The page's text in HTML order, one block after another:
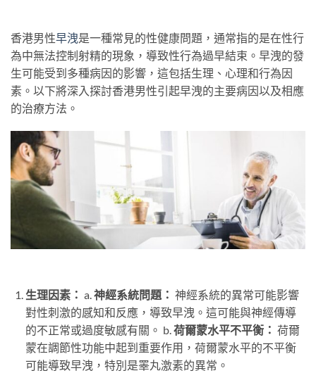
香港男性早洩是一種常見的性健康問題，通常指的是在性行
為中無法控制射精的現象，導致性行為過早結束。早洩的發
生可能受到多種病因的影響，這包括生理、心理和行為因
素。以下將深入探討香港男性引起早洩的主要病因以及相應
的治療方法。
生理因素： a.神經系統問題： 神經系統的異常可能影響
對性刺激的感知和反應，導致早洩。這可能與神經傳導
的不正常或過度敏感有關。 b.荷爾蒙水平不平衡： 荷爾
蒙在調節性功能中起到重要作用，荷爾蒙水平的不平衡
可能導致早洩，特別是睪丸激素的異常。